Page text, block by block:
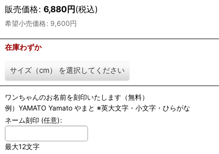
販売価格: 6,880円(税込)
希望小売価格: 9,600円
在庫わずか
サイズ（cm） を選択してください
ワンちゃんのお名前を刻印いたします（無料）
例）YAMATO Yamato やまと ※英大文字・小文字・ひらがな
ネーム刻印 (任意):
最大12文字